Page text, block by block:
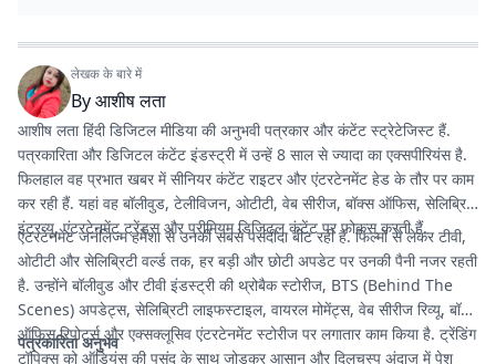
लेखक के बारे में
Byआशीष लता
आशीष लता हिंदी डिजिटल मीडिया की अनुभवी पत्रकार और कंटेंट स्ट्रेटेजिस्ट हैं.
पत्रकारिता और डिजिटल कंटेंट इंडस्ट्री में उन्हें 8 साल से ज्यादा का एक्सपीरियंस है.
फिलहाल वह प्रभात खबर में सीनियर कंटेंट राइटर और एंटरटेनमेंट हेड के तौर पर काम
कर रही हैं. यहां वह बॉलीवुड, टेलीविजन, ओटीटी, वेब सीरीज, बॉक्स ऑफिस, सेलिब्रिटी
इंटरव्यू, एंटरटेनमेंट ट्रेंड्स और प्रीमियम डिजिटल कंटेंट पर फोकस करती हैं.
एंटरटेनमेंट जर्नलिज्म हमेशा से उनकी सबसे पसंदीदा बीट रही है. फिल्मों से लेकर टीवी,
ओटीटी और सेलिब्रिटी वर्ल्ड तक, हर बड़ी और छोटी अपडेट पर उनकी पैनी नजर रहती
है. उन्होंने बॉलीवुड और टीवी इंडस्ट्री की थ्रोबैक स्टोरीज, BTS (Behind The
Scenes) अपडेट्स, सेलिब्रिटी लाइफस्टाइल, वायरल मोमेंट्स, वेब सीरीज रिव्यू, बॉक्स
ऑफिस रिपोर्ट्स और एक्सक्लूसिव एंटरटेनमेंट स्टोरीज पर लगातार काम किया है. ट्रेंडिंग
टॉपिक्स को ऑडियंस की पसंद के साथ जोड़कर आसान और दिलचस्प अंदाज में पेश
पत्रकारिता अनुभव